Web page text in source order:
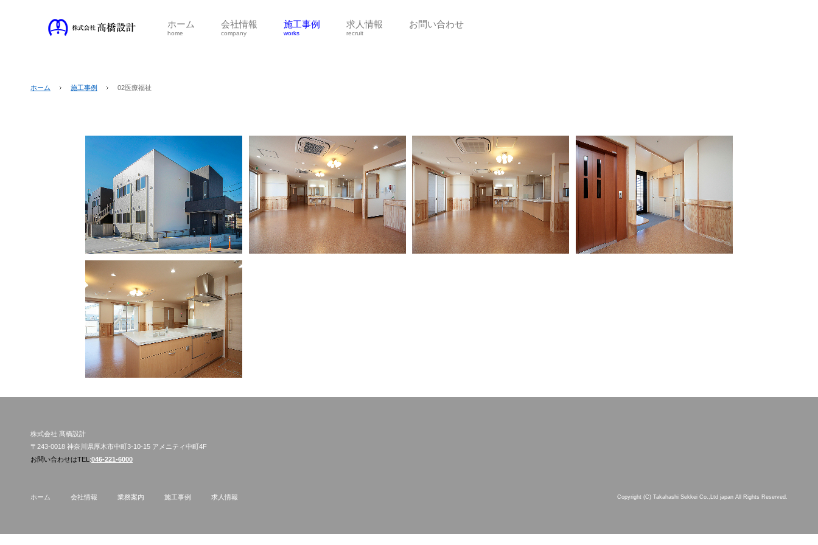
ホーム
home
会社情報
company
施工事例
works
求人情報
recruit
お問い合わせ
ホーム 施工事例 02医療福祉
株式会社 髙橋設計
〒243-0018 神奈川県厚木市中町3-10-15 アメニティ中町4F
お問い合わせはTEL:046-221-6000
ホーム 会社情報 業務案内 施工事例 求人情報 Copyright (C) Takahashi Sekkei Co.,Ltd japan All Rights Reserved.